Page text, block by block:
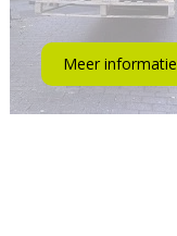
Meer informatie